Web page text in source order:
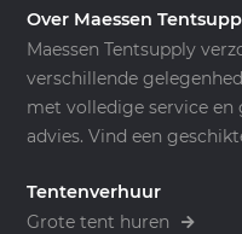
Over Maessen
Maessen Tentsupply
verschillende
met volledige service
advies. Vind een
Tentenverhuur
Grote tent huren